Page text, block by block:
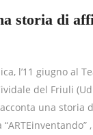
storia di
l’11 giugno al
del Friuli
una storia